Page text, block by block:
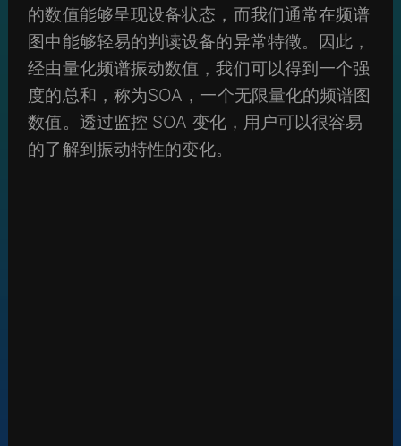
的数值能够呈现设备状态，而我们通常在频谱
图中能够轻易的判读设备的异常特徵。因此，
经由量化频谱振动数值，我们可以得到一个强
度的总和，称为SOA，一个无限量化的频谱图
数值。透过监控 SOA 变化，用户可以很容易
的了解到振动特性的变化。